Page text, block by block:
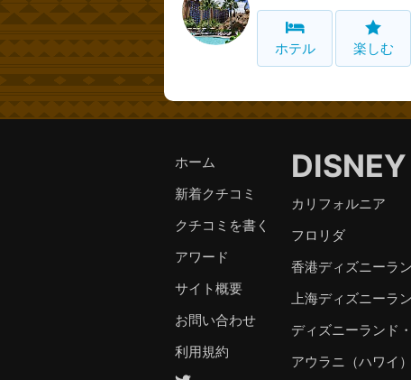
ホテル 楽しむ
ホーム
新着クチコミ
クチコミを書く
アワード
サイト概要
お問い合わせ
利用規約
DISNEY
カリフォルニア
フロリダ
香港ディズニーラ
上海ディズニーラ
ディズニーランド
アウラニ（ハワイ）